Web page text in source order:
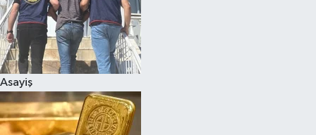
Asayiş